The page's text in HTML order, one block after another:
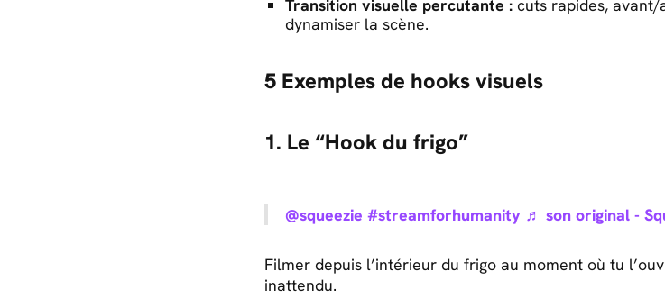
Transition visuelle percutante : cuts rapides,
dynamiser la scène.
5 Exemples de hooks visuels
1. Le “Hook du frigo”
@squeezie #streamforhumanity ♬ son original -
Filmer depuis l’intérieur du frigo au moment où tu
inattendu.